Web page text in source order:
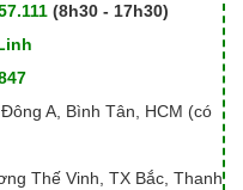
(8h30 - 17h30)
A, Bình Tân, HCM (có
Thế Vinh, TX Bắc, Thanh